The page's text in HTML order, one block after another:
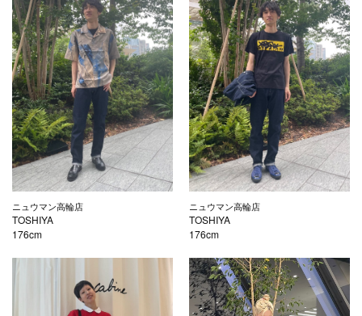
ニュウマン高輪店
TOSHIYA
176cm
ニュウマン高輪店
TOSHIYA
176cm